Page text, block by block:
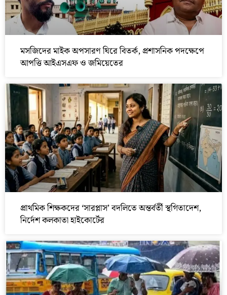
মসজিদের মাইক অপসারণ ঘিরে বিতর্ক, প্রশাসনিক পদক্ষেপে
আপত্তি আইএসএফ ও জমিয়েতের
প্রাথমিক শিক্ষকদের ‘সারপ্লাস’ বদলিতে অন্তর্বর্তী স্থগিতাদেশ,
নির্দেশ কলকাতা হাইকোর্টের